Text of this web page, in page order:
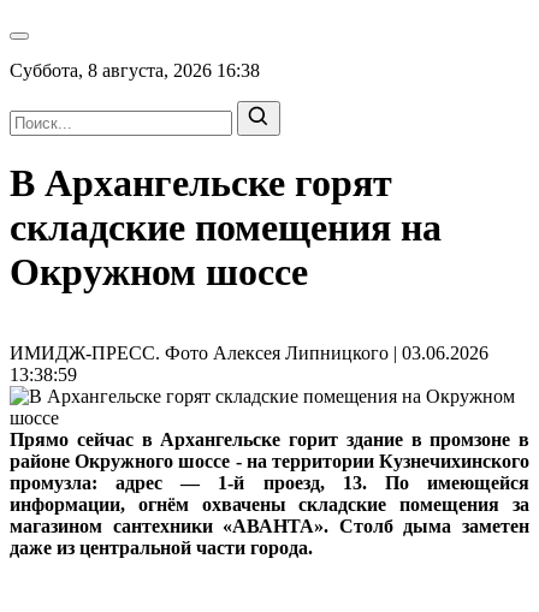
Суббота, 8 августа, 2026 16:38
В Архангельске горят
складские помещения на
Окружном шоссе
ИМИДЖ-ПРЕСС. Фото Алексея Липницкого | 03.06.2026
13:38:59
Прямо сейчас в Архангельске горит здание в промзоне в
районе Окружного шоссе - на территории Кузнечихинского
промузла: адрес — 1‑й проезд, 13. По имеющейся
информации, огнём охвачены складские помещения за
магазином сантехники «АВАНТА». Столб дыма заметен
даже из центральной части города.